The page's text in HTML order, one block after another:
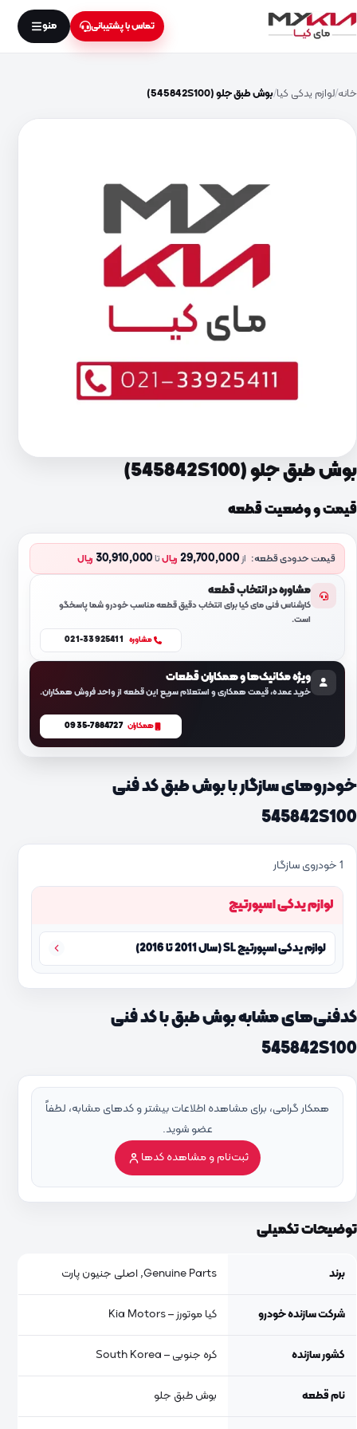
تماس با پشتیبانی منو
خانه لوازم یدکی کیا بوش طبق جلو (545842S100)
بوش طبق جلو (545842S100)
قیمت و وضعیت قطعه
قیمت حدودی قطعه: از29,700,000 ریالتا30,910,000 ریال
مشاوره در انتخاب قطعه
کارشناس فنی مای کیا برای انتخاب دقیق قطعه مناسب خودرو شما پاسخگو
است.
مشاوره 021-33925411
ویژه مکانیک‌ها و همکاران قطعات
خرید عمده، قیمت همکاری و استعلام سریع این قطعه از واحد فروش همکاران.
همکاران 0935-7884727
خودروهای سازگار با بوش طبق کد فنی
545842S100
1 خودروی سازگار
لوازم یدکی اسپورتیج
لوازم یدکی اسپورتیج SL (سال 2011 تا 2016)
کدفنی‌های مشابه بوش طبق با کد فنی
545842S100
همکار گرامی، برای مشاهده اطلاعات بیشتر و کدهای مشابه، لطفاً
عضو شوید.
ثبت‌نام و مشاهده کدها
توضیحات تکمیلی
برند Genuine Parts, اصلی جنیون پارت
شرکت سازنده خودرو کیا موتورز – Kia Motors
کشور سازنده کره جنوبی – South Korea
نام قطعه بوش طبق جلو